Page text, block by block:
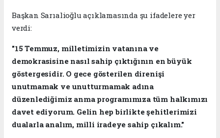
Başkan Sarıalioğlu açıklamasında şu ifadelere yer
verdi:
"15 Temmuz, milletimizin vatanına ve
demokrasisine nasıl sahip çıktığının en büyük
göstergesidir. O gece gösterilen direnişi
unutmamak ve unutturmamak adına
düzenlediğimiz anma programımıza tüm halkımızı
davet ediyorum. Gelin hep birlikte şehitlerimizi
dualarla analım, milli iradeye sahip çıkalım."